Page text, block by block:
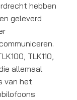
hebben
geleverd
TLK110,
allemaal
van het